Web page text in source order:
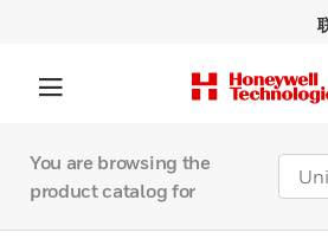
You are browsing the
product catalog for